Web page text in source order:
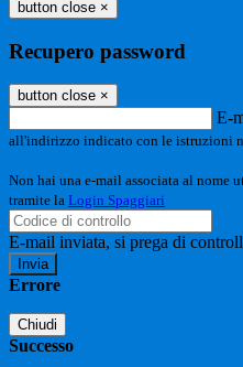
button close ×
Recupero password
button close ×
E-
all'indirizzo indicato con le istruzioni
Non hai una e-mail associata al nome
tramite la Login Spaggiari
E-mail inviata, si prega di
Errore
Chiudi
Successo